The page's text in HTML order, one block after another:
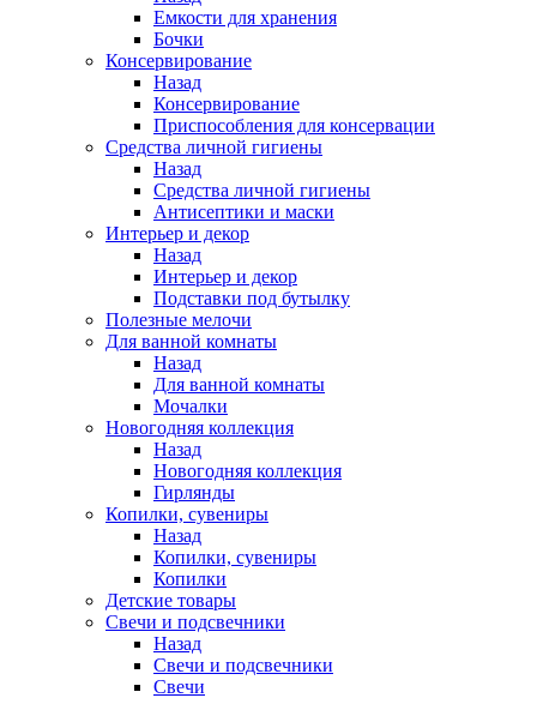
Емкости для хранения
Бочки
Консервирование
Назад
Консервирование
Приспособления для консервации
Средства личной гигиены
Назад
Средства личной гигиены
Антисептики и маски
Интерьер и декор
Назад
Интерьер и декор
Подставки под бутылку
Полезные мелочи
Для ванной комнаты
Назад
Для ванной комнаты
Мочалки
Новогодняя коллекция
Назад
Новогодняя коллекция
Гирлянды
Копилки, сувениры
Назад
Копилки, сувениры
Копилки
Детские товары
Свечи и подсвечники
Назад
Свечи и подсвечники
Свечи